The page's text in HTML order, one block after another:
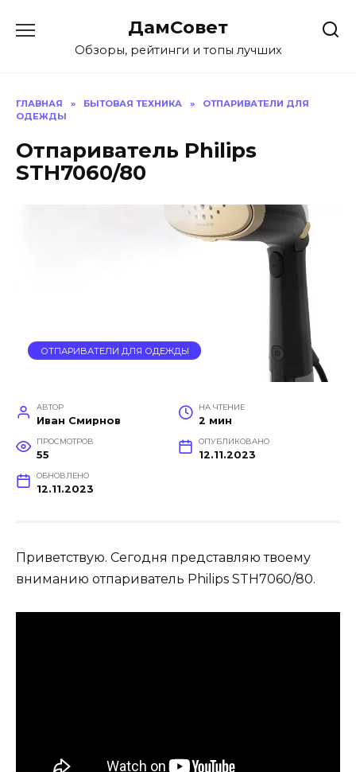
содержанию
ДамСовет
Обзоры, рейтинги и топы лучших
ГЛАВНАЯ » БЫТОВАЯ ТЕХНИКА »
ОТПАРИВАТЕЛИ ДЛЯ
ОДЕЖДЫ
Отпариватель Philips
STH7060/80
ОТПАРИВАТЕЛИ ДЛЯ ОДЕЖДЫ
АВТОР
Иван Смирнов
НА ЧТЕНИЕ
2 мин
ПРОСМОТРОВ
55
ОПУБЛИКОВАНО
12.11.2023
ОБНОВЛЕНО
12.11.2023
Приветствую. Сегодня представляю твоему
вниманию отпариватель Philips STH7060/80.